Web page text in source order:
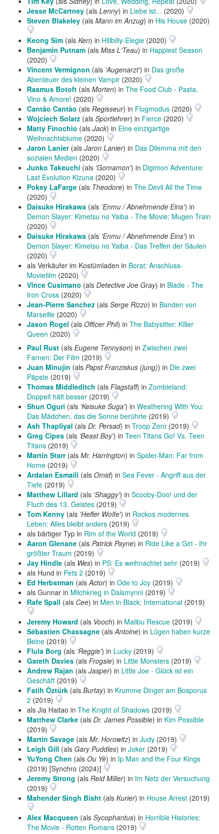
Jesse McCartney (als Lenny) in Liebe ist... (2020)
Steven Blakeley (als Mann im Anzug) in His House (2020)
Keong Sim (als Ken) in Hillbilly-Elegie (2020)
Benjamin Putnam (als Miss L'Teau) in Happiest Season
(2020)
Vincent Vermignon (als 'Augenarzt') in Das große
Abenteuer des kleinen Vampir (2020)
Rasmus Botoft (als Morten) in The Food Club - Pasta,
Vino & Amore! (2020)
Cantão Cantão (als Regisseur) in Flugmodus (2020)
Wojciech Solarz (als Sportlehrer) in Fierce (2020)
Matty Finochio (als Jack) in Eine einzigartige
Weihnachtsblume (2020)
Jaron Lanier(als Jaron Lanier) in Das Dilemma mit den
sozialen Medien (2020)
Junko Takeuchi (als 'Gomamon') in Digimon Adventure:
Last Evolution Kizuna (2020)
Pokey LaFarge (als Theodore) in The Devil All the Time
(2020)
Daisuke Hirakawa (als 'Enmu / Abnehmende Eins') in
Demon Slayer: Kimetsu no Yaiba - The Movie: Mugen Train
(2020)
Daisuke Hirakawa (als 'Enmu / Abnehmende Eins') in
Demon Slayer: Kimetsu no Yaiba - Das Treffen der Säulen
(2020)
als Verkäufer im Kostümladen in Borat: Anschluss-
Moviefilm (2020)
Vince Cusimano (als Detective Joe Gray) in Blade - The
Iron Cross (2020)
Jean-Pierre Sanchez (als Serge Rizzo) in Banden von
Marseille (2020)
Jason Rogel (als Officer Phil) in The Babysitter: Killer
Queen (2020)
Paul Rust (als Eugene Tennyson) in Zwischen zwei
Farnen: Der Film (2019)
Juan Minujín (als Papst Franziskus (jung)) in Die zwei
Päpste (2019)
Thomas Middleditch (als Flagstaff) in Zombieland:
Doppelt hält besser (2019)
Shun Oguri (als 'Keisuke Suga') in Weathering With You:
Das Mädchen, das die Sonne berührte (2019)
Ash Thapliyal (als Dr. Persad) in Troop Zero (2019)
Greg Cipes (als 'Beast Boy') in Teen Titans Go! Vs. Teen
Titans (2019)
Martin Starr(als Mr. Harrington) in Spider-Man: Far from
Home (2019)
Ardalan Esmaili (als Omid) in Sea Fever - Angriff aus der
Tiefe (2019)
Matthew Lillard (als 'Shaggy') in Scooby-Doo! und der
Fluch des 13. Geistes (2019)
Tom Kenny (als 'Heffer Wolfe') in Rockos modernes
Leben: Alles bleibt anders (2019)
als bärtiger Typ in Rim of the World (2019)
Aaron Glenane (als Patrick Payne) in Ride Like a Girl - Ihr
größter Traum (2019)
Jay Hindle (als Wes) in PS: Es weihnachtet sehr (2019)
als Hund in Pets 2 (2019)
Ed Herbstman (alsActor) in Ode to Joy (2019)
als Gunnar in Milchkrieg in Dalsmynni (2019)
Rafe Spall (als Cee) in Men in Black: International (2019)
Jeremy Howard (als Vooch) in Malibu Rescue (2019)
Sébastien Chassagne (alsAntoine) in Lügen haben kurze
Beine (2019)
Flula Borg (als 'Reggie') in Lucky (2019)
Gareth Davies (als Frogsie) in Little Monsters (2019)
Andrew Rajan (als Jasper) in Little Joe - Glück ist ein
Geschäft (2019)
Fatih Öztürk (als Burtay) in Krumme Dinger am Bosporus
2 (2019)
als Jia Haitao in The Knight of Shadows (2019)
Matthew Clarke (als Dr. James Possible) in Kim Possible
(2019)
Martin Savage (als Mr. Horowitz) in Judy (2019)
Leigh Gill (als Gary Puddles) in Joker (2019)
YuYong Chen (als Ou Yè) in Ip Man and the Four Kings
(2019) [Synchro (2024)]
Jeremy Strong (als Reid Miller) in Im Netz der Versuchung
(2019)
Mahender Singh Bisht (als Kurier) in House Arrest (2019)
Alex Macqueen (als Sycophantus) in Horrible Histories:
The Movie - Rotten Romans (2019)